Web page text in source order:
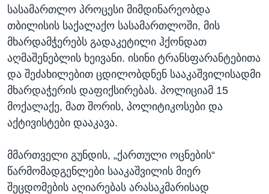
სასამართლო პროცესი მიმდინარეობდა
თბილისის საქალაქო სასამართლოში, მის
მხარდამჭერებს გადაკეტილი ჰქონდათ
აღმაშენებლის ხეივანი. ისინი ტრანსფარანტებითა
და შეძახილებით ცდილობდნენ სააკაშვილისადმი
მხარდაჭერის დაფიქსირებას. პოლიციამ 15
მოქალაქე, მათ შორის, პოლიტიკოსები და
აქტივისტები დააკავა.
მმართველი გუნდის, „ქართული ოცნების“
წარმომადგენლები სააკაშვილის მიერ
შეცდომების აღიარებას არასაკმარისად